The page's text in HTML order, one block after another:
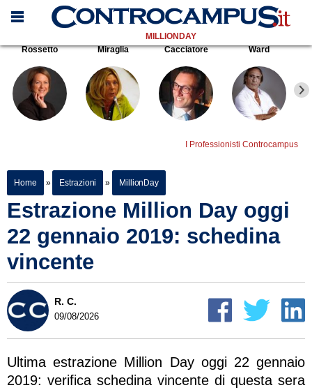
MILLIONDAY
Rossetto
Miraglia Cacciatore Ward
I Professionisti Controcampus
Home » Estrazioni » MillionDay
Estrazione Million Day oggi
22 gennaio 2019: schedina
vincente
R. C.
09/08/2026
Ultima estrazione Million Day oggi 22 gennaio
2019: verifica schedina vincente di questa sera